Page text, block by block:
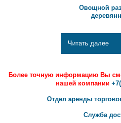
Овощной
Читать далее
Более точную информацию Вы
нашей компании
Отдел аренды
Служба